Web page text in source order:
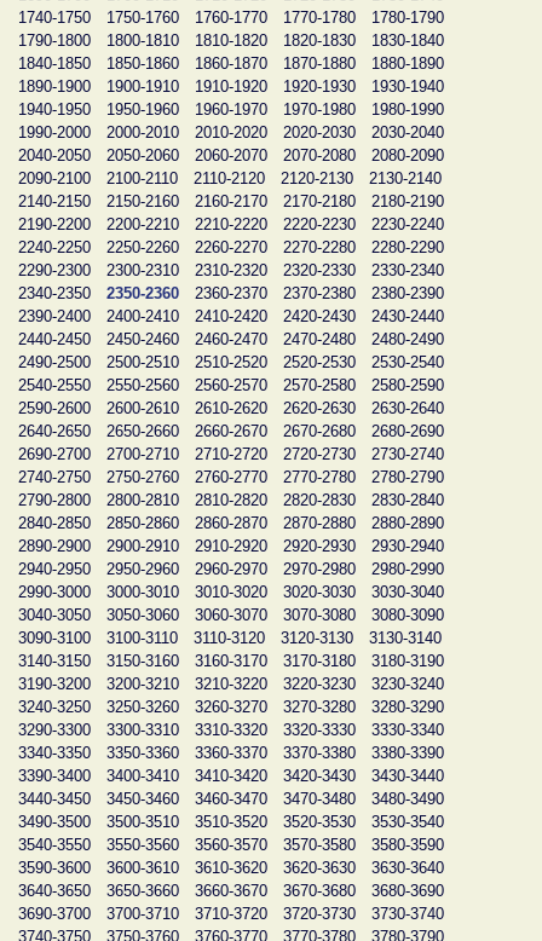
1740-1750
1750-1760 1760-1770 1770-1780
1780-1790
1790-1800
1800-1810 1810-1820 1820-1830
1830-1840
1840-1850
1850-1860 1860-1870 1870-1880
1880-1890
1890-1900
1900-1910 1910-1920 1920-1930
1930-1940
1940-1950
1950-1960 1960-1970 1970-1980
1980-1990
1990-2000
2000-2010 2010-2020 2020-2030
2030-2040
2040-2050
2050-2060 2060-2070 2070-2080
2080-2090
2090-2100
2100-2110 2110-2120 2120-2130
2130-2140
2140-2150
2150-2160 2160-2170 2170-2180
2180-2190
2190-2200
2200-2210 2210-2220 2220-2230
2230-2240
2240-2250
2250-2260 2260-2270 2270-2280
2280-2290
2290-2300
2300-2310 2310-2320 2320-2330
2330-2340
2340-2350
2350-2360 2360-2370 2370-2380
2380-2390
2390-2400
2400-2410 2410-2420 2420-2430
2430-2440
2440-2450
2450-2460 2460-2470 2470-2480
2480-2490
2490-2500
2500-2510 2510-2520 2520-2530
2530-2540
2540-2550
2550-2560 2560-2570 2570-2580
2580-2590
2590-2600
2600-2610 2610-2620 2620-2630
2630-2640
2640-2650
2650-2660 2660-2670 2670-2680
2680-2690
2690-2700
2700-2710 2710-2720 2720-2730
2730-2740
2740-2750
2750-2760 2760-2770 2770-2780
2780-2790
2790-2800
2800-2810 2810-2820 2820-2830
2830-2840
2840-2850
2850-2860 2860-2870 2870-2880
2880-2890
2890-2900
2900-2910 2910-2920 2920-2930
2930-2940
2940-2950
2950-2960 2960-2970 2970-2980
2980-2990
2990-3000
3000-3010 3010-3020 3020-3030
3030-3040
3040-3050
3050-3060 3060-3070 3070-3080
3080-3090
3090-3100
3100-3110 3110-3120 3120-3130
3130-3140
3140-3150
3150-3160 3160-3170 3170-3180
3180-3190
3190-3200
3200-3210 3210-3220 3220-3230
3230-3240
3240-3250
3250-3260 3260-3270 3270-3280
3280-3290
3290-3300
3300-3310 3310-3320 3320-3330
3330-3340
3340-3350
3350-3360 3360-3370 3370-3380
3380-3390
3390-3400
3400-3410 3410-3420 3420-3430
3430-3440
3440-3450
3450-3460 3460-3470 3470-3480
3480-3490
3490-3500
3500-3510 3510-3520 3520-3530
3530-3540
3540-3550
3550-3560 3560-3570 3570-3580
3580-3590
3590-3600
3600-3610 3610-3620 3620-3630
3630-3640
3640-3650
3650-3660 3660-3670 3670-3680
3680-3690
3690-3700
3700-3710 3710-3720 3720-3730
3730-3740
3740-3750
3750-3760 3760-3770 3770-3780
3780-3790